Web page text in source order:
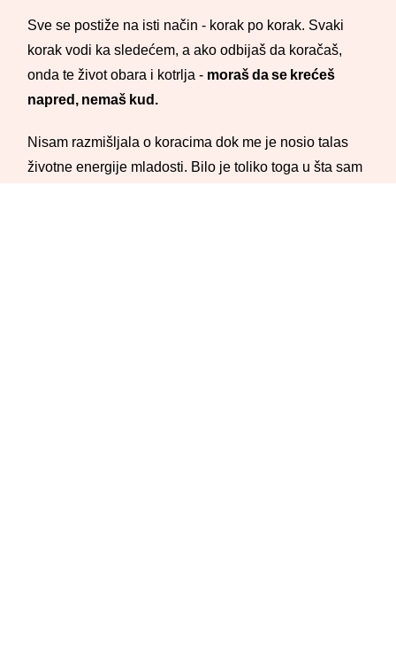
Sve se postiže na isti način - korak po korak. Svaki
korak vodi ka sledećem, a ako odbijaš da koračaš,
onda te život obara i kotrlja - moraš da se krećeš
napred, nemaš kud.
Nisam razmišljala o koracima dok me je nosio talas
životne energije mladosti. Bilo je toliko toga u šta sam